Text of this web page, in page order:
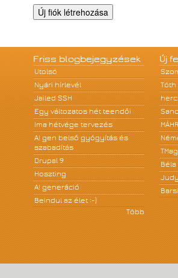
Friss blogbejegyzések
Utolsó
Nyári hírlevél
Jailed SSH
Egy változatos hét teendői
Ima hétvége tervezés
A! gen belső gyógyítás és
szabadítás
Drupal 9
Hoszting
A! generáció
Beindul az élet :-)
Több
Új
Tóth
Béla